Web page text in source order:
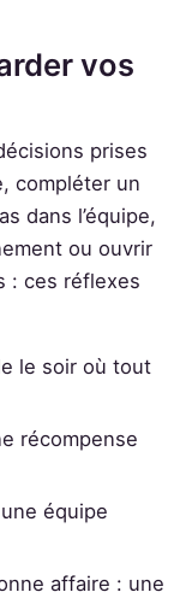
vos
prises
compléter un
dans l’équipe,
ou ouvrir
: ces réflexes
le soir où tout
récompense
équipe
affaire : une